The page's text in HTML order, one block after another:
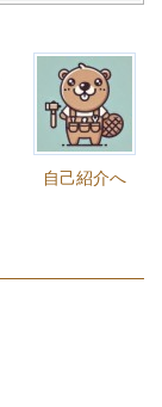
自己紹介へ